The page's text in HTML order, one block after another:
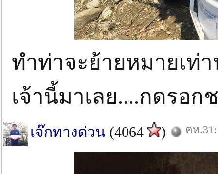
ทำท่าจะย้ายหมายเท่
เจ้านี้มาเลย....กดรอก
เจ๊กทางด่วน (4064 ) คห.31: